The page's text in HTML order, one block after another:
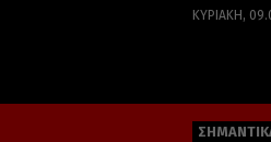
ΚΥΡΙΑΚΉ,